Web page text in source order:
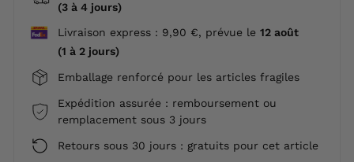
(3 à 4 jours)
Livraison express : 9,90 €, prévue le 12 août
(1 à 2 jours)
Emballage renforcé pour les articles fragiles
Expédition assurée : remboursement ou
remplacement sous 3 jours
Retours sous 30 jours : gratuits pour cet article